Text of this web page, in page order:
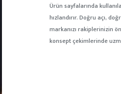
Ürün sayfalarında
hızlandırır. Doğru açı,
markanızı rakiplerinizin
konsept çekimlerinde